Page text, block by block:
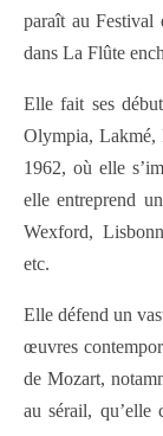
paraît au Festival
dans La Flûte
Elle fait ses
Olympia, Lakmé,
1962, où elle
elle entreprend
Wexford,
etc.
Elle défend un
œuvres
de Mozart,
au sérail, qu’elle